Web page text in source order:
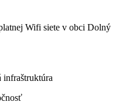
Wifi siete v obci Dolný
infraštruktúra